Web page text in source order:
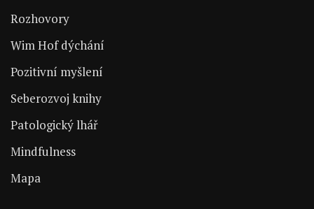
Rozhovory
Wim Hof dýchání
Pozitivní myšlení
Seberozvoj knihy
Patologický lhář
Mindfulness
Mapa